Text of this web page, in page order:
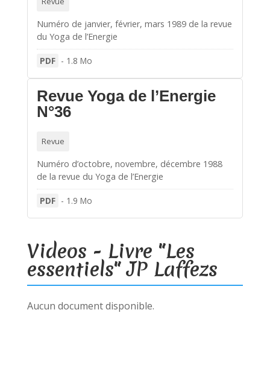
Numéro de janvier, février, mars 1989 de la revue
du Yoga de l’Energie
PDF - 1.8 Mo
Revue Yoga de l’Energie
N°36
Revue
Numéro d’octobre, novembre, décembre 1988
de la revue du Yoga de l’Energie
PDF - 1.9 Mo
Videos - Livre "Les
essentiels" JP Laffezs
Aucun document disponible.